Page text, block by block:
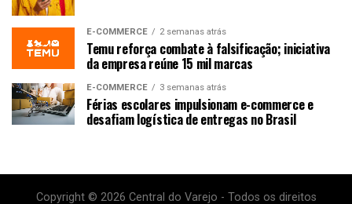
E-COMMERCE 2 semanas atrás
Temu reforça combate à falsificação; iniciativa
da empresa reúne 15 mil marcas
E-COMMERCE 3 semanas atrás
Férias escolares impulsionam e-commerce e
desafiam logística de entregas no Brasil
Copyright © 2026 Central do Varejo - Todos os direitos